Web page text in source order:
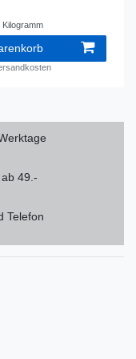
Kilogramm
49.-
Telefon